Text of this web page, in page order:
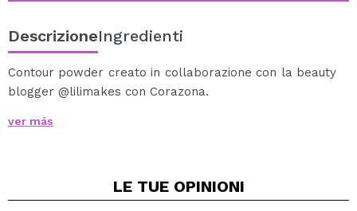
DescrizioneIngredienti
Contour powder creato in collaborazione con la beauty
blogger @lilimakes con Corazona.
con queste ciprie modellanti in una fresca finitura
ver más
LE TUE OPINIONI